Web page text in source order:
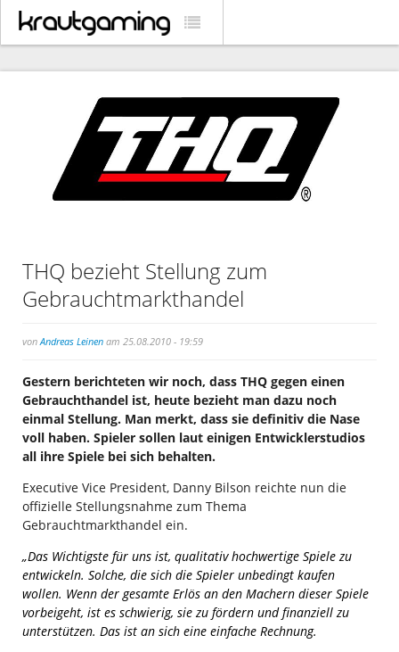
THQ bezieht Stellung zum
Gebrauchtmarkthandel
von Andreas Leinen am 25.08.2010 - 19:59
Gestern berichteten wir noch, dass THQ gegen einen
Gebrauchthandel ist, heute bezieht man dazu noch
einmal Stellung. Man merkt, dass sie definitiv die Nase
voll haben. Spieler sollen laut einigen Entwicklerstudios
all ihre Spiele bei sich behalten.
Executive Vice President, Danny Bilson reichte nun die
offizielle Stellungsnahme zum Thema
Gebrauchtmarkthandel ein.
„Das Wichtigste für uns ist, qualitativ hochwertige Spiele zu
entwickeln. Solche, die sich die Spieler unbedingt kaufen
wollen. Wenn der gesamte Erlös an den Machern dieser Spiele
vorbeigeht, ist es schwierig, sie zu fördern und finanziell zu
unterstützen. Das ist an sich eine einfache Rechnung.